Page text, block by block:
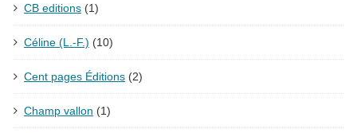
CB editions (1)
Céline (L.-F.) (10)
Cent pages Éditions (2)
Champ vallon (1)